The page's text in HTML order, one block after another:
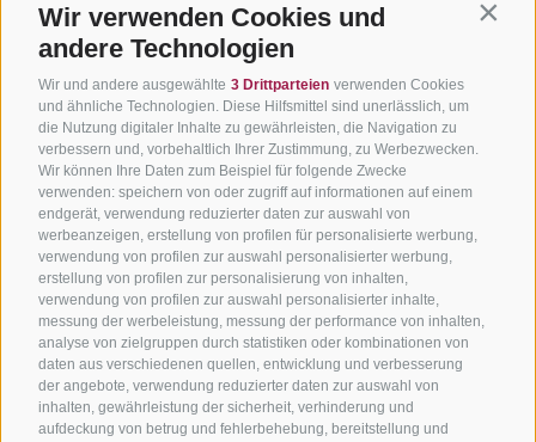
Wir verwenden Cookies und
andere Technologien
Wir und andere ausgewählte 3 Drittparteien verwenden Cookies
und ähnliche Technologien. Diese Hilfsmittel sind unerlässlich, um
die Nutzung digitaler Inhalte zu gewährleisten, die Navigation zu
verbessern und, vorbehaltlich Ihrer Zustimmung, zu Werbezwecken.
Wir können Ihre Daten zum Beispiel für folgende Zwecke
verwenden: speichern von oder zugriff auf informationen auf einem
endgerät, verwendung reduzierter daten zur auswahl von
werbeanzeigen, erstellung von profilen für personalisierte werbung,
verwendung von profilen zur auswahl personalisierter werbung,
erstellung von profilen zur personalisierung von inhalten,
verwendung von profilen zur auswahl personalisierter inhalte,
messung der werbeleistung, messung der performance von inhalten,
analyse von zielgruppen durch statistiken oder kombinationen von
daten aus verschiedenen quellen, entwicklung und verbesserung
der angebote, verwendung reduzierter daten zur auswahl von
inhalten, gewährleistung der sicherheit, verhinderung und
aufdeckung von betrug und fehlerbehebung, bereitstellung und